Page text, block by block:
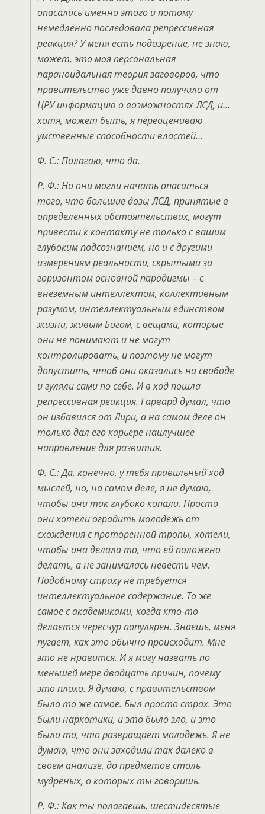
опасались именно этого и потому
немедленно последовала репрессивная
реакция? У меня есть подозрение, не знаю,
может, это моя персональная
параноидальная теория заговоров, что
правительство уже давно получило от
ЦРУ информацию о возможностях ЛСД, и…
хотя, может быть, я переоцениваю
умственные способности властей…
Ф. С.: Полагаю, что да.
Р. Ф.: Но они могли начать опасаться
того, что большие дозы ЛСД, принятые в
определенных обстоятельствах, могут
привести к контакту не только с вашим
глубоким подсознанием, но и с другими
измерениям реальности, скрытыми за
горизонтом основной парадигмы – с
внеземным интеллектом, коллективным
разумом, интеллектуальным единством
жизни, живым Богом, с вещами, которые
они не понимают и не могут
контролировать, и поэтому не могут
допустить, чтоб они оказались на свободе
и гуляли сами по себе. И в ход пошла
репрессивная реакция. Гарвард думал, что
он избавился от Лири, а на самом деле он
только дал его карьере наилучшее
направление для развития.
Ф. С.: Да, конечно, у тебя правильный ход
мыслей, но, на самом деле, я не думаю,
чтобы они так глубоко копали. Просто
они хотели оградить молодежь от
схождения с проторенной тропы, хотели,
чтобы она делала то, что ей положено
делать, а не занималась невесть чем.
Подобному страху не требуется
интеллектуальное содержание. То же
самое с академиками, когда кто-то
делается чересчур популярен. Знаешь, меня
пугает, как это обычно происходит. Мне
это не нравится. И я могу назвать по
меньшей мере двадцать причин, почему
это плохо. Я думаю, с правительством
было то же самое. Был просто страх. Это
были наркотики, и это было зло, и это
было то, что развращает молодежь. Я не
думаю, что они заходили так далеко в
своем анализе, до предметов столь
мудреных, о которых ты говоришь.
Р. Ф.: Как ты полагаешь, шестидесятые